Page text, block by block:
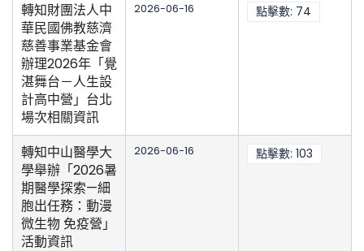
轉知財團法人中
華民國佛教慈濟
慈善事業基金會
辦理2026年「覺
湛舞台－人生設
計高中營」台北
場次相關資訊
2026-06-16 點擊數: 74
轉知中山醫學大
學舉辦「2026暑
期醫學探索—細
胞出任務：動漫
微生物 免疫營」
活動資訊
2026-06-16 點擊數: 103